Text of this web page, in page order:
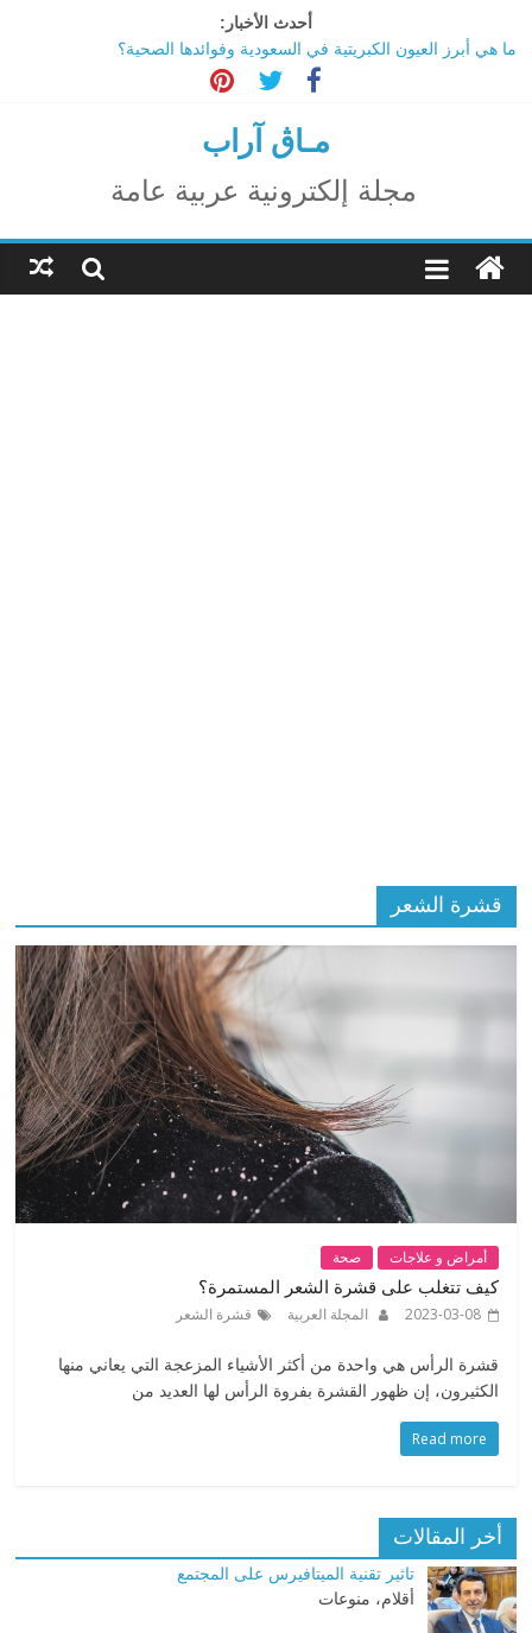
أحدث الأخبار:
ما هي أبرز العيون الكبريتية في السعودية وفوائدها الصحية؟
تاثير تقنية الميتافيرس على المجتمع
اكتشاف مدينة ضخمة تحت أهرامات الجيزة.. حقيقة أم خيال؟
ترامب: تقدم deepSeek الصينية في الذكاء الاصطناعي جرس إنذار
مـاڨ آراب
مجلة إلكترونية عربية عامة
قشرة الشعر
أمراض و علاجات صحة
كيف تتغلب على قشرة الشعر المستمرة؟
2023-03-08
المجلة العربية قشرة الشعر
قشرة الرأس هي واحدة من أكثر الأشياء المزعجة التي يعاني منها
الكثيرون، إن ظهور القشرة بفروة الرأس لها العديد من
Read more
أخر المقالات
تاثير تقنية الميتافيرس على المجتمع
أقلام، منوعات